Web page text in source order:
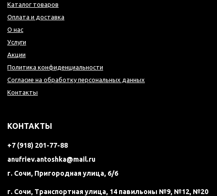
Каталог товаров
Оплата и доставка
О нас
Услуги
Акции
Политика конфиденциальности
Согласие на обработку персональных данных
Контакты
КОНТАКТЫ
+7 (918) 201-77-88
anufriev.antoshka@mail.ru
г. Сочи, Пригородная улица, 6/6
г. Сочи, Транспортная улица, 14 павильоны №9, №12, №20